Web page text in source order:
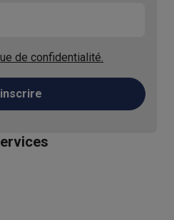
de confidentialité.